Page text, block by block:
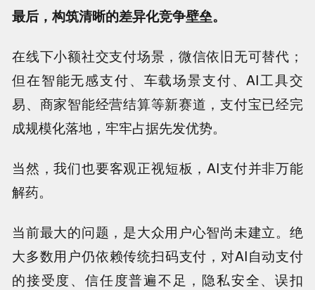
最后，构筑清晰的差异化竞争壁垒。
在线下小额社交支付场景，微信依旧无可替代；
但在智能无感支付、车载场景支付、AI工具交
易、商家智能经营结算等新赛道，支付宝已经完
成规模化落地，牢牢占据先发优势。
当然，我们也要客观正视短板，AI支付并非万能
解药。
当前最大的问题，是大众用户心智尚未建立。绝
大多数用户仍依赖传统扫码支付，对AI自动支付
的接受度、信任度普遍不足，隐私安全、误扣